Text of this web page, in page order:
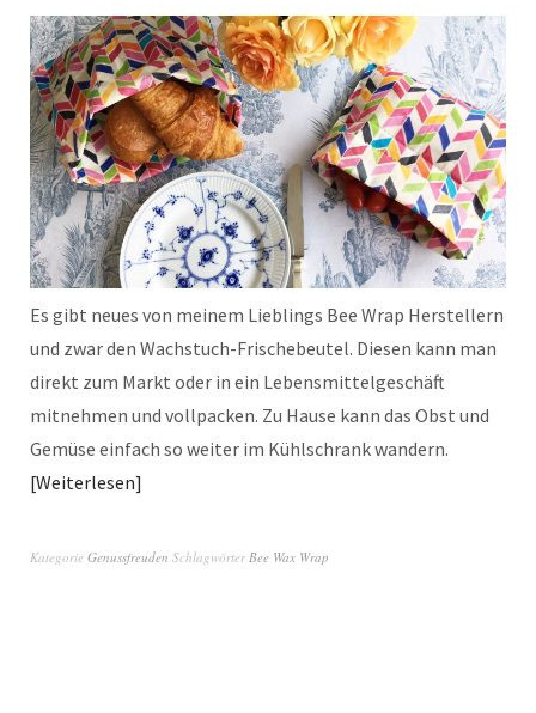
Es gibt neues von meinem Lieblings Bee Wrap Herstellern
und zwar den Wachstuch-Frischebeutel. Diesen kann man
direkt zum Markt oder in ein Lebensmittelgeschäft
mitnehmen und vollpacken. Zu Hause kann das Obst und
Gemüse einfach so weiter im Kühlschrank wandern.
Weiterlesen
Kategorie Genussfreuden Schlagwörter Bee Wax Wrap